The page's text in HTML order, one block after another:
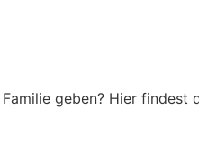
geben? Hier